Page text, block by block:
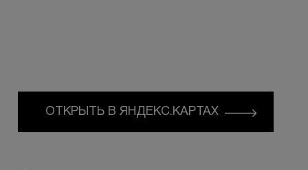
ОТКРЫТЬ В ЯНДЕКС.КАРТАХ